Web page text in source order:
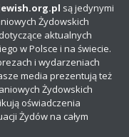
są jedynymi
Żydowskich
aktualnych
w Polsce i na świecie.
i wydarzeniach
media prezentują też
Żydowskich
oświadczenia
Żydów na całym